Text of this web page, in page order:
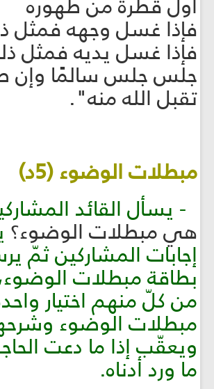
فإذا غسل وجهه فمثل
فإذا غسل يديه فمثل
جلس جلس سالمًا
تقبل الله منه".
مبطلات الوضوء (5د)
- يسأل القائد
هي مبطلات الوضوء؟
إجابات المشاركين ثمّ
بطاقة مبطلات
من كلّ منهم اختيار
مبطلات الوضوء
ويعقّب إذا ما دعت
ما ورد أدناه.